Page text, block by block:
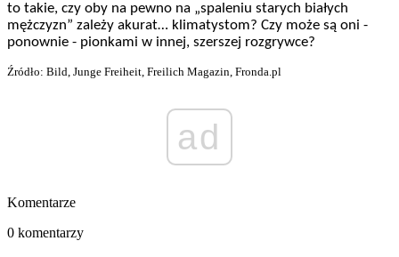
to takie, czy oby na pewno na „spaleniu starych białych
mężczyzn” zależy akurat… klimatystom? Czy może są oni -
ponownie - pionkami w innej, szerszej rozgrywce?
Źródło: Bild, Junge Freiheit, Freilich Magazin, Fronda.pl
ad
Komentarze
0 komentarzy